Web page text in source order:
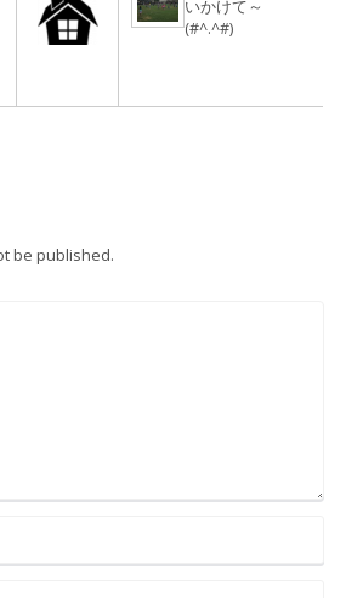
いかけて～
(#^.^#)
be published.